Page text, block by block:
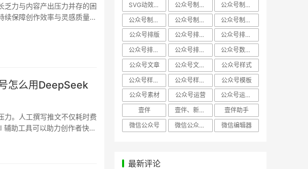
乏力与内容产出压力并存的困
保障创作效率与灵感质量。
怎么用DeepSeek
力。人工撰写推文不仅耗时费
助工具可以助力创作者快速
SVG动效样式
公众号制作、公众号排版
公众号制作、公众号模板
公众号制作、微信编辑器
公众号制作，公众号排版
公众号制作，公众号排版、微信编辑器
公众号排版
公众号排版，公众号模板
公众号排版，公众号素材
公众号排版，微信编辑器
公众号排版，排版样式
公众号数据分析
公众号文章
公众号文章、公众号运营
公众号样式
公众号样式，微信公众号排版
公众号样式，微信编辑器
公众号模板
公众号素材
公众号运营
公众号运营，公众号编辑器
壹伴
壹伴、新媒体运营
壹伴助手
微信公众号
微信公众号，样式模板、公众号样式 微信编辑器
最新评论